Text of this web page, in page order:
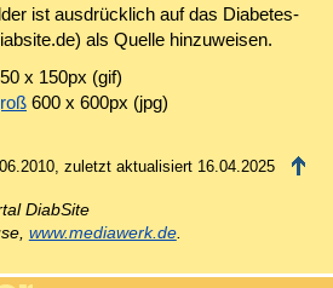
ist ausdrücklich auf das Diabetes-
als Quelle hinzuweisen.
x 150px (gif)
600 x 600px (jpg)
zuletzt aktualisiert 16.04.2025
DiabSite
www.mediawerk.de.